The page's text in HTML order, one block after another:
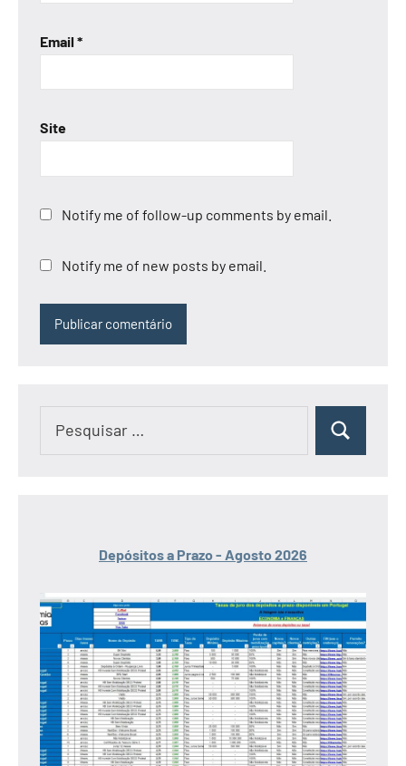
Email *
Site
Notify me of follow-up comments by email.
Notify me of new posts by email.
Pesquisar
Depósitos a Prazo - Agosto 2026